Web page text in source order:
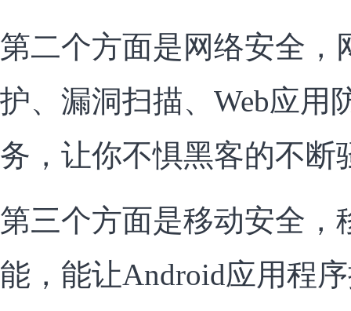
第二个方面是网络安全，
护、漏洞扫描、Web应用
务，让你不惧黑客的不断
第三个方面是移动安全，
能，能让Android应用程